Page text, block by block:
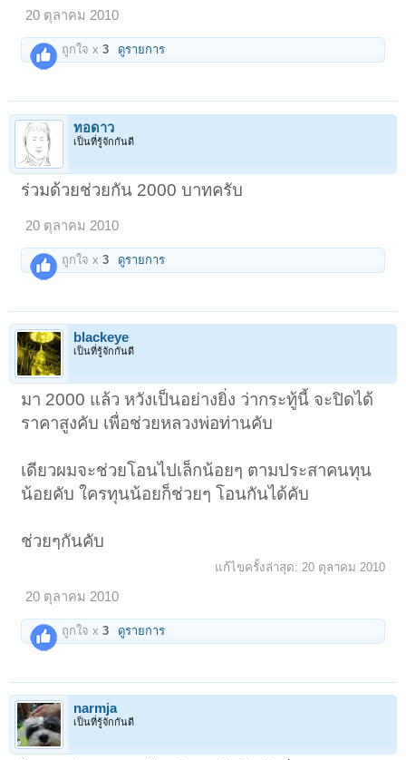
20 ตุลาคม 2010
ถูกใจ x3 ดูรายการ
ทอดาว
เป็นที่รู้จักกันดี
ร่วมด้วยช่วยกัน 2000 บาทครับ
20 ตุลาคม 2010
ถูกใจ x3 ดูรายการ
blackeye
เป็นที่รู้จักกันดี
มา 2000 แล้ว หวังเป็นอย่างยิ่ง ว่ากระทู้นี้ จะปิดได้
ราคาสูงคับ เพื่อช่วยหลวงพ่อท่านคับ
เดียวผมจะช่วยโอนไปเล็กน้อยๆ ตามประสาคนทุน
น้อยคับ ใครทุนน้อยก็ช่วยๆ โอนกันได้คับ
ช่วยๆกันคับ
แก้ไขครั้งล่าสุด: 20 ตุลาคม 2010
20 ตุลาคม 2010
ถูกใจ x3 ดูรายการ
narmja
เป็นที่รู้จักกันดี